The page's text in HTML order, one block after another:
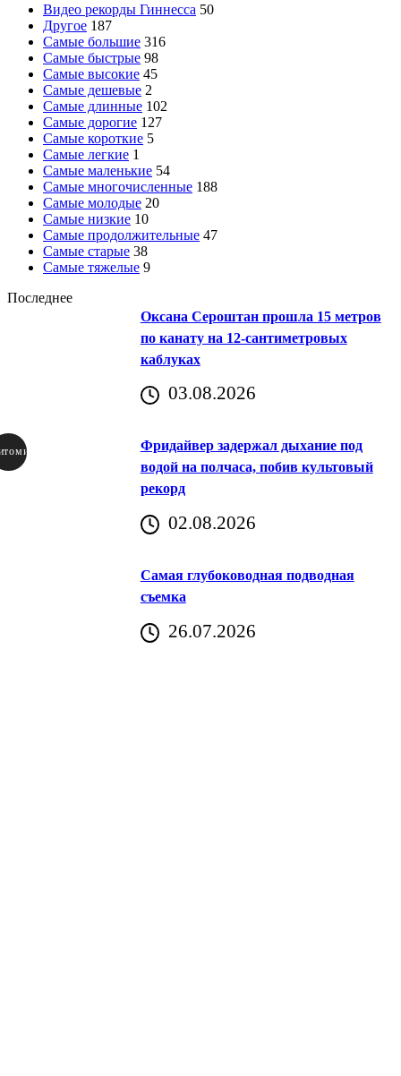
Видео рекорды Гиннесса 50
Другое 187
Самые большие 316
Самые быстрые 98
Самые высокие 45
Самые дешевые 2
Самые длинные 102
Самые дорогие 127
Самые короткие 5
Самые легкие 1
Самые маленькие 54
Самые многочисленные 188
Самые молодые 20
Самые низкие 10
Самые продолжительные 47
Самые старые 38
Самые тяжелые 9
Последнее
Оксана Сероштан прошла 15 метров
по канату на 12-сантиметровых
каблуках
03.08.2026
Фридайвер задержал дыхание под
водой на полчаса, побив культовый
рекорд
02.08.2026
Самая глубоководная подводная
съемка
26.07.2026